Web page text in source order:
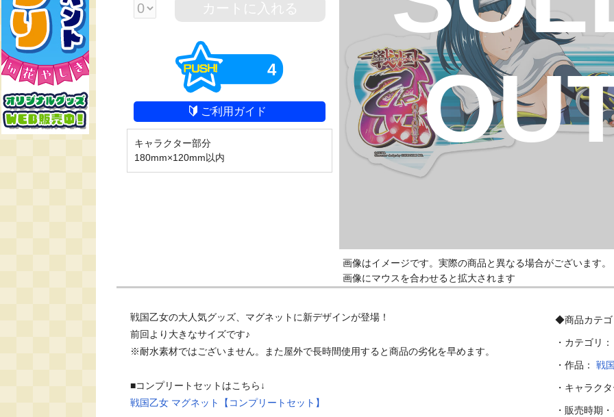
カートに入れる
4
ご利用ガイド
キャラクター部分
180mm×120mm以内
画像はイメージです。実際の商品と異なる場合がございます。
画像にマウスを合わせると拡大されます
戦国乙女の大人気グッズ、マグネットに新デザインが登場！
前回より大きなサイズです♪
※耐水素材ではございません。また屋外で長時間使用すると商品の劣化を早めます。
戦国乙女 マグネット【コンプリートセット】
◆商品カテゴ
・カテゴリ
・作品： 戦
・キャラク
・販売時期